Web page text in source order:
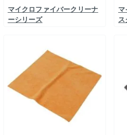
マイクロファイバークリーナ
ーシリーズ